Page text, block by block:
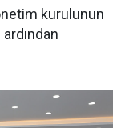
kurulunun